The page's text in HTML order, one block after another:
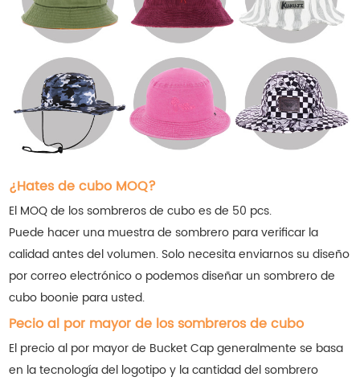
¿Hates de cubo MOQ?
El MOQ de los sombreros de cubo es de 50 pcs.
Puede hacer una muestra de sombrero para verificar la
calidad antes del volumen. Solo necesita enviarnos su diseño
por correo electrónico o podemos diseñar un sombrero de
cubo boonie para usted.
Pecio al por mayor de los sombreros de cubo
El precio al por mayor de Bucket Cap generalmente se basa
en la tecnología del logotipo y la cantidad del sombrero